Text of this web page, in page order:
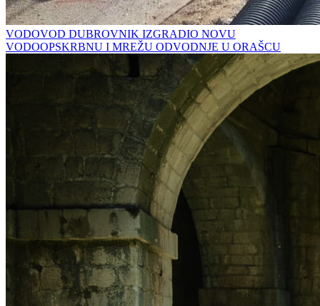
VODOVOD DUBROVNIK IZGRADIO NOVU
VODOOPSKRBNU I MREŽU ODVODNJE U ORAŠCU